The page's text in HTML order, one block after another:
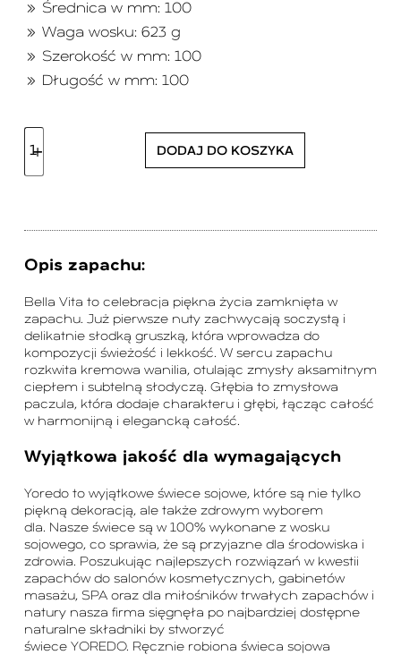
Średnica w mm: 100
Waga wosku: 623 g
Szerokość w mm: 100
Długość w mm: 100
DODAJ DO KOSZYKA
Opis zapachu:
Bella Vita to celebracja piękna życia zamknięta w
zapachu. Już pierwsze nuty zachwycają soczystą i
delikatnie słodką gruszką, która wprowadza do
kompozycji świeżość i lekkość. W sercu zapachu
rozkwita kremowa wanilia, otulając zmysły aksamitnym
ciepłem i subtelną słodyczą. Głębia to zmysłowa
paczula, która dodaje charakteru i głębi, łącząc całość
w harmonijną i elegancką całość.
Wyjątkowa jakość dla wymagających
Yoredo to wyjątkowe świece sojowe, które są nie tylko
piękną dekoracją, ale także zdrowym wyborem
dla. Nasze świece są w 100% wykonane z wosku
sojowego, co sprawia, że są przyjazne dla środowiska i
zdrowia. Poszukując najlepszych rozwiązań w kwestii
zapachów do salonów kosmetycznych, gabinetów
masażu, SPA oraz dla miłośników trwałych zapachów i
natury nasza firma sięgnęła po najbardziej dostępne
naturalne składniki by stworzyć
świece YOREDO. Ręcznie robiona świeca sojowa